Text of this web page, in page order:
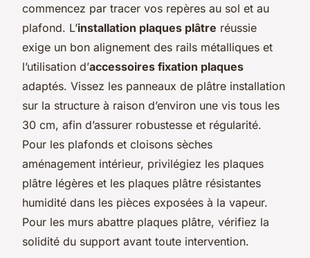
commencez par tracer vos repères au sol et au
plafond. L’installation plaques plâtre réussie
exige un bon alignement des rails métalliques et
l’utilisation d’accessoires fixation plaques
adaptés. Vissez les panneaux de plâtre installation
sur la structure à raison d’environ une vis tous les
30 cm, afin d’assurer robustesse et régularité.
Pour les plafonds et cloisons sèches
aménagement intérieur, privilégiez les plaques
plâtre légères et les plaques plâtre résistantes
humidité dans les pièces exposées à la vapeur.
Pour les murs abattre plaques plâtre, vérifiez la
solidité du support avant toute intervention.